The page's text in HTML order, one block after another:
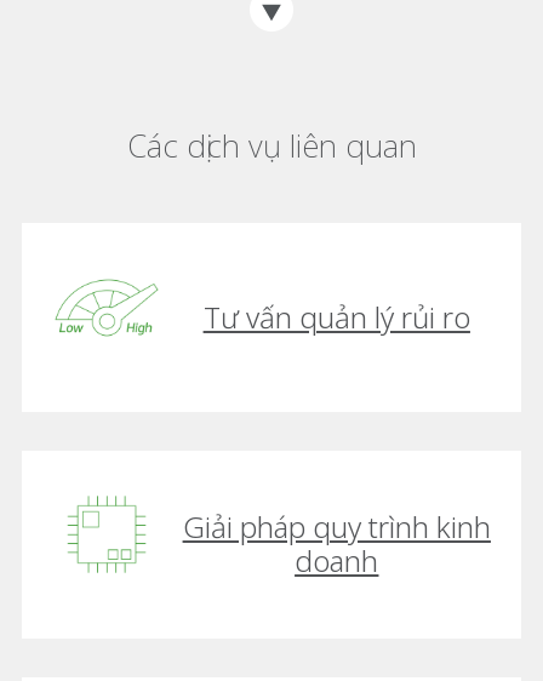
Các dịch vụ liên quan
Tư vấn quản lý rủi ro
Giải pháp quy trình kinh
doanh